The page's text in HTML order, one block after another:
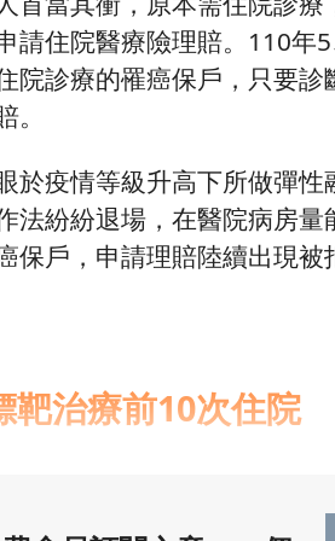
請住院醫療險理賠。110年
院診療的罹癌保戶，只要
於疫情等級升高下所做彈
法紛紛退場，在醫院病房
保戶，申請理賠陸續出現被
靶治療前10次住院